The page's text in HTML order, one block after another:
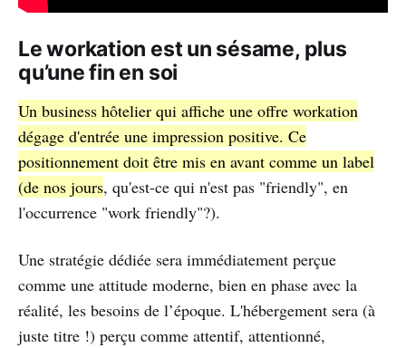
Le workation est un sésame, plus
qu’une fin en soi
Un business hôtelier qui affiche une offre workation
dégage d'entrée une impression positive. Ce
positionnement doit être mis en avant comme un label
(de nos jours, qu'est-ce qui n'est pas "friendly", en
l'occurrence "work friendly"?).
Une stratégie dédiée sera immédiatement perçue
comme une attitude moderne, bien en phase avec la
réalité, les besoins de l’époque. L'hébergement sera (à
juste titre !) perçu comme attentif, attentionné,